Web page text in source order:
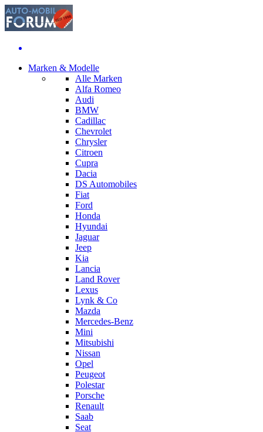
Marken & Modelle
Alle Marken
Alfa Romeo
Audi
BMW
Cadillac
Chevrolet
Chrysler
Citroen
Cupra
Dacia
DS Automobiles
Fiat
Ford
Honda
Hyundai
Jaguar
Jeep
Kia
Lancia
Land Rover
Lexus
Lynk & Co
Mazda
Mercedes-Benz
Mini
Mitsubishi
Nissan
Opel
Peugeot
Polestar
Porsche
Renault
Saab
Seat